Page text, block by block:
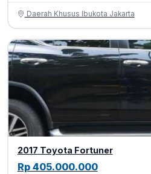
Daerah Khusus Ibukota Jakarta
2017 Toyota Fortuner
Rp 405.000.000